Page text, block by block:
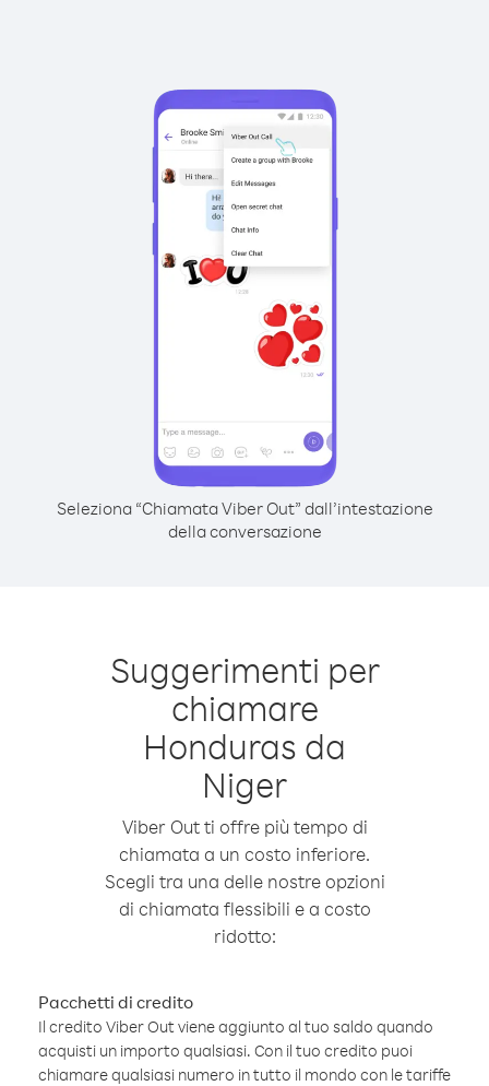
Seleziona “Chiamata Viber Out” dall’intestazione
della conversazione
Suggerimenti per
chiamare
Honduras da
Niger
Viber Out ti offre più tempo di
chiamata a un costo inferiore.
Scegli tra una delle nostre opzioni
di chiamata flessibili e a costo
ridotto:
Pacchetti di credito
Il credito Viber Out viene aggiunto al tuo saldo quando
acquisti un importo qualsiasi. Con il tuo credito puoi
chiamare qualsiasi numero in tutto il mondo con le tariffe